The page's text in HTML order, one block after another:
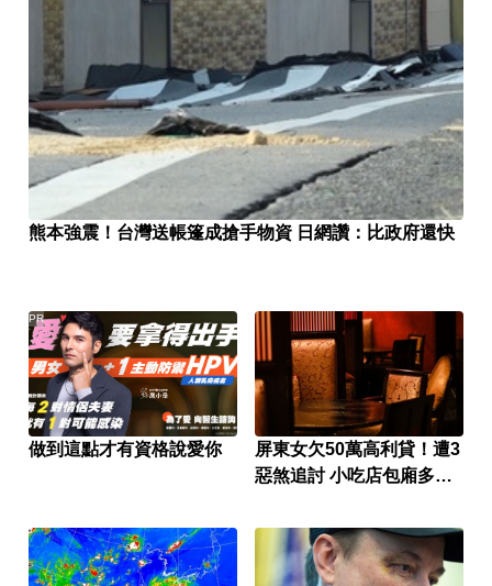
熊本強震！台灣送帳篷成搶手物資 日網讚：比政府還快
做到這點才有資格說愛你
PR
屏東女欠50萬高利貸！遭3
惡煞追討 小吃店包廂多次